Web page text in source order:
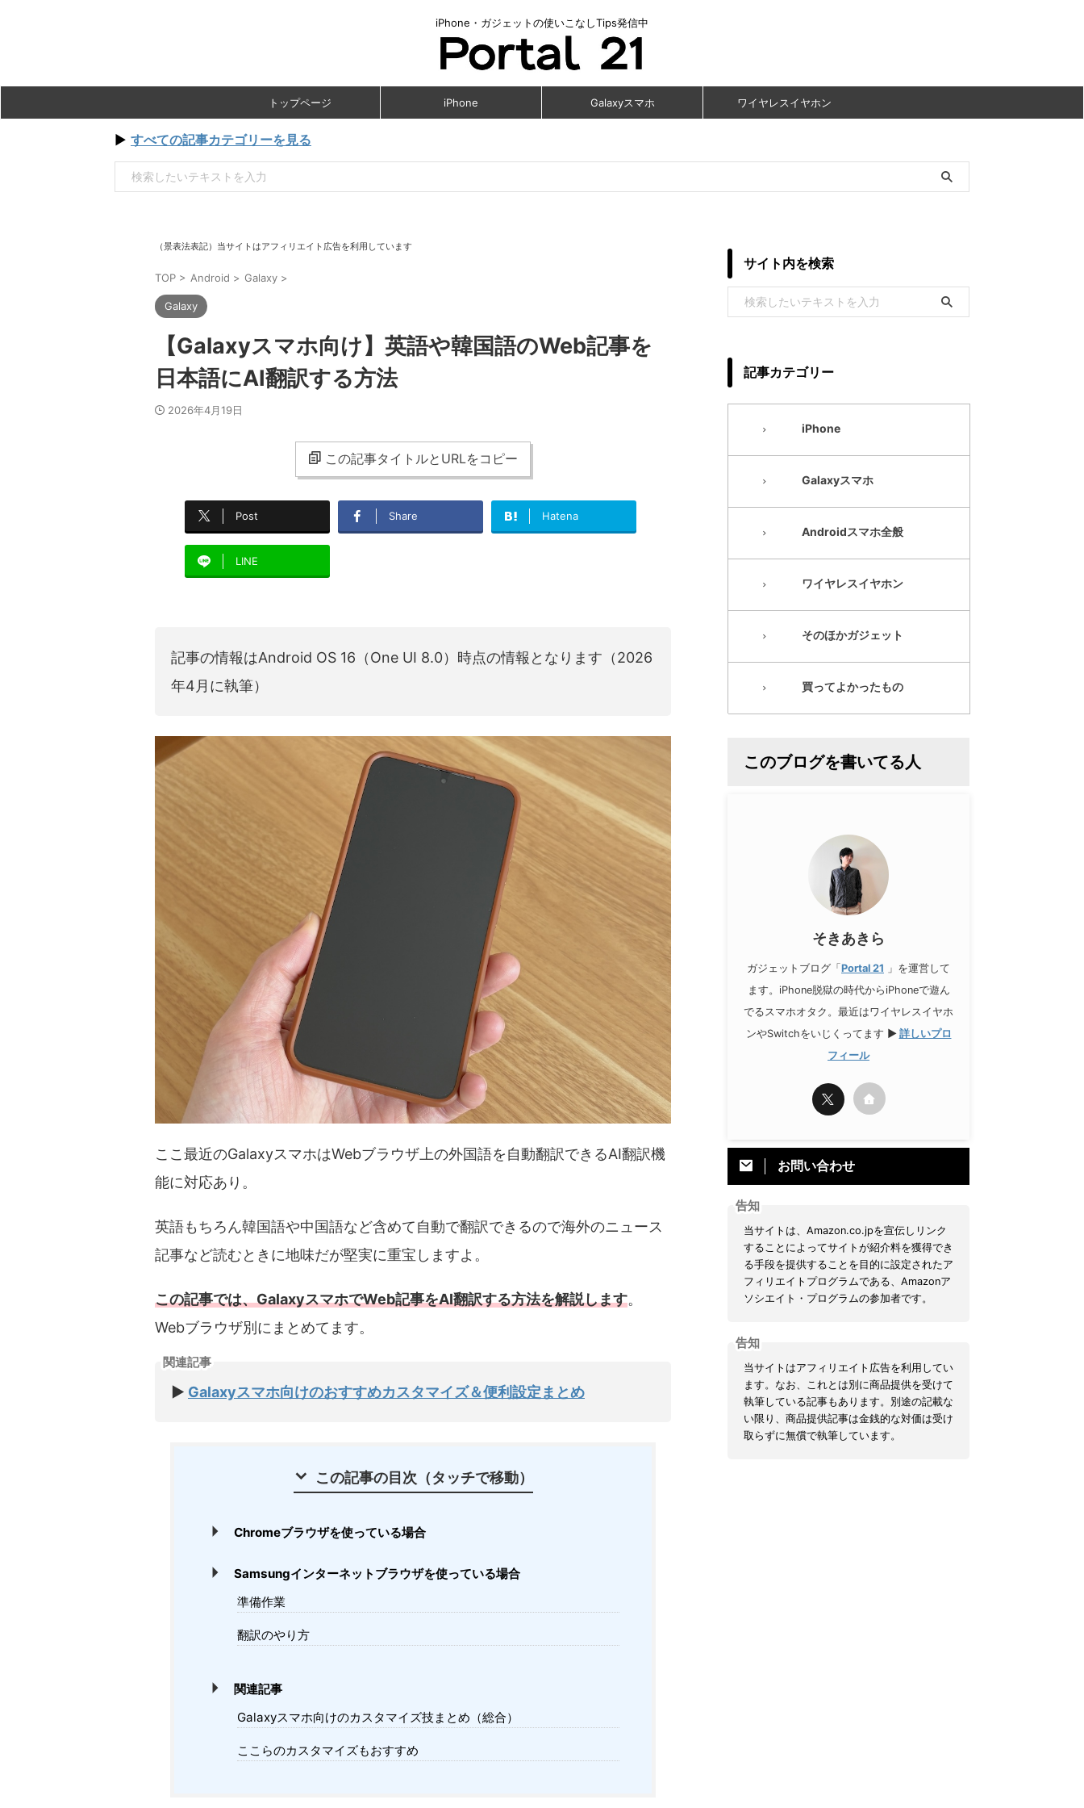
iPhone・ガジェットの使いこなしTips発信中
トップページ iPhone Galaxyスマホ ワイヤレスイヤホン
▶ すべての記事カテゴリーを見る
（景表法表記）当サイトはアフィリエイト広告を利用しています
TOP > Android > Galaxy >
Galaxy
【Galaxyスマホ向け】英語や韓国語のWeb記事を
日本語にAI翻訳する方法
2026年4月19日
この記事タイトルとURLをコピー
Post Share Hatena
LINE
記事の情報はAndroid OS 16（One UI 8.0）時点の情報となります（2026
年4月に執筆）
ここ最近のGalaxyスマホはWebブラウザ上の外国語を自動翻訳できるAI翻訳機
能に対応あり。
英語もちろん韓国語や中国語など含めて自動で翻訳できるので海外のニュース
記事など読むときに地味だが堅実に重宝しますよ。
この記事では、GalaxyスマホでWeb記事をAI翻訳する方法を解説します。
Webブラウザ別にまとめてます。
関連記事
▶ Galaxyスマホ向けのおすすめカスタマイズ＆便利設定まとめ
この記事の目次（タッチで移動）
Chromeブラウザを使っている場合
Samsungインターネットブラウザを使っている場合
準備作業
翻訳のやり方
関連記事
Galaxyスマホ向けのカスタマイズ技まとめ（総合）
ここらのカスタマイズもおすすめ
サイト内を検索
記事カテゴリー
iPhone
Galaxyスマホ
Androidスマホ全般
ワイヤレスイヤホン
そのほかガジェット
買ってよかったもの
このブログを書いてる人
そきあきら
ガジェットブログ「 Portal 21 」を運営して
ます。iPhone脱獄の時代からiPhoneで遊ん
でるスマホオタク。最近はワイヤレスイヤホ
ンやSwitchをいじくってます ▶ 詳しいプロ
フィール
お問い合わせ
告知
当サイトは、Amazon.co.jpを宣伝しリンク
することによってサイトが紹介料を獲得でき
る手段を提供することを目的に設定されたア
フィリエイトプログラムである、Amazonア
ソシエイト・プログラムの参加者です。
告知
当サイトはアフィリエイト広告を利用してい
ます。なお、これとは別に商品提供を受けて
執筆している記事もあります。別途の記載な
い限り、商品提供記事は金銭的な対価は受け
取らずに無償で執筆しています。